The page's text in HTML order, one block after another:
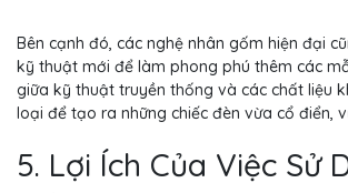
Bên cạnh đó, các nghệ nhân gốm hiện đại
kỹ thuật mới để làm phong phú thêm các
giữa kỹ thuật truyền thống và các chất liệu
loại để tạo ra những chiếc đèn vừa cổ điển,
5. Lợi Ích Của Việc Sử